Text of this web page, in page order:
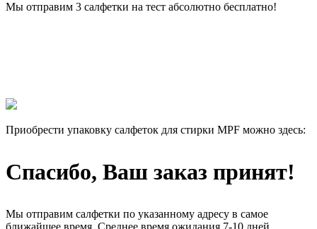
Мы отправим 3 салфетки на тест абсолютно бесплатно!
Приобрести упаковку салфеток для стирки MPF можно здесь:
Спасибо, Ваш заказ принят!
Мы отправим салфетки по указанному адресу в самое